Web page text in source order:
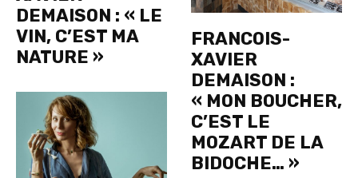
DEMAISON : « LE
VIN, C’EST MA
NATURE »
FRANCOIS-
XAVIER
DEMAISON :
« MON BOUCHER,
C’EST LE
MOZART DE LA
BIDOCHE… »